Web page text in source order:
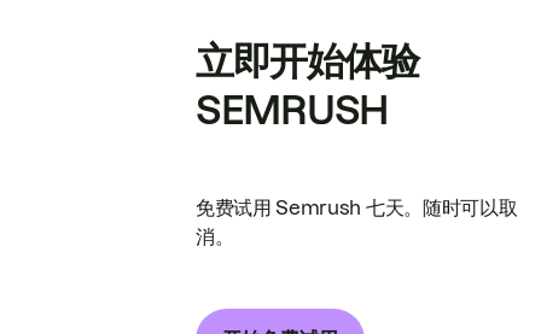
立即开始体验
SEMRUSH
免费试用 Semrush 七天。随时可以取
消。